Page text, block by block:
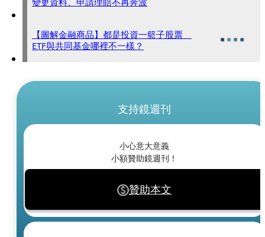
【圖解金融商品】都是投資一籃子股票
ETF與共同基金哪裡不一樣？
支持鏡週刊
小心意大意義
小額贊助鏡週刊！
贊助本文